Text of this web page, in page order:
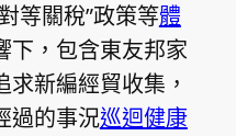
等關稅”政策等體
下，包含東友邦家
新編經貿收集，
過的事況巡迴健康